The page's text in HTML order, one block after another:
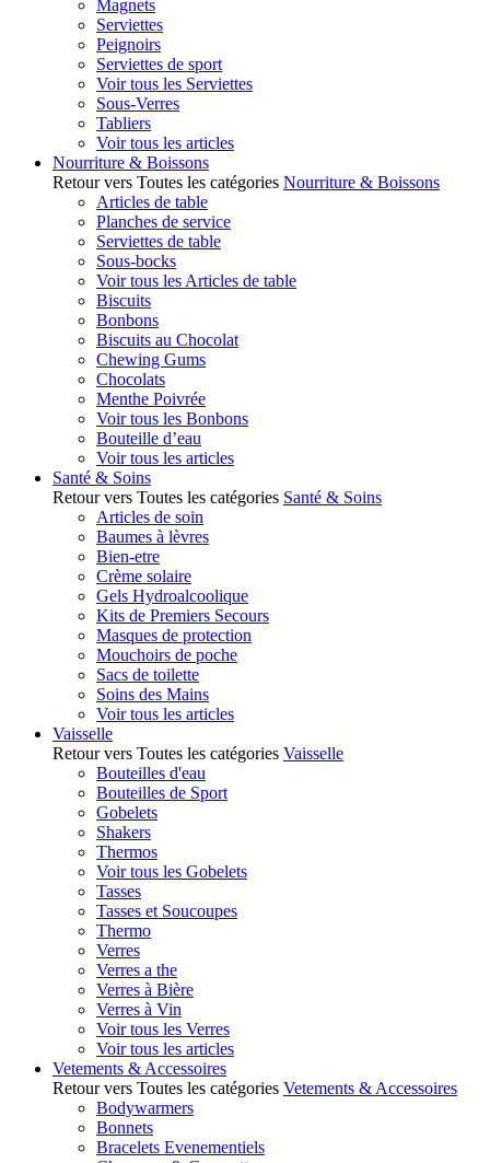
Magnets
Serviettes
Peignoirs
Serviettes de sport
Voir tous les Serviettes
Sous-Verres
Tabliers
Voir tous les articles
Nourriture & Boissons
Retour vers Toutes les catégories Nourriture & Boissons
Articles de table
Planches de service
Serviettes de table
Sous-bocks
Voir tous les Articles de table
Biscuits
Bonbons
Biscuits au Chocolat
Chewing Gums
Chocolats
Menthe Poivrée
Voir tous les Bonbons
Bouteille d’eau
Voir tous les articles
Santé & Soins
Retour vers Toutes les catégories Santé & Soins
Articles de soin
Baumes à lèvres
Bien-etre
Crème solaire
Gels Hydroalcoolique
Kits de Premiers Secours
Masques de protection
Mouchoirs de poche
Sacs de toilette
Soins des Mains
Voir tous les articles
Vaisselle
Retour vers Toutes les catégories Vaisselle
Bouteilles d'eau
Bouteilles de Sport
Gobelets
Shakers
Thermos
Voir tous les Gobelets
Tasses
Tasses et Soucoupes
Thermo
Verres
Verres a the
Verres à Bière
Verres à Vin
Voir tous les Verres
Voir tous les articles
Vetements & Accessoires
Retour vers Toutes les catégories Vetements & Accessoires
Bodywarmers
Bonnets
Bracelets Evenementiels